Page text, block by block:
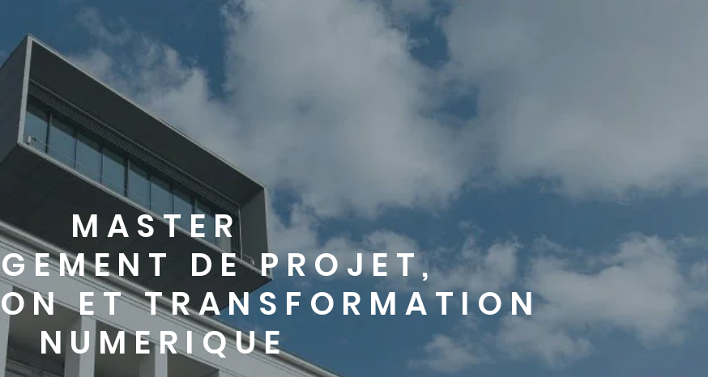
MASTER
DE PROJET,
ET TRANSFORMATION
NUMERIQUE